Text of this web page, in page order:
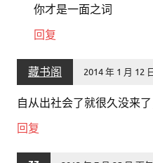
你才是一面之词
回复
藏书阁 2014 年 1 月 12
自从出社会了就很久没来
回复